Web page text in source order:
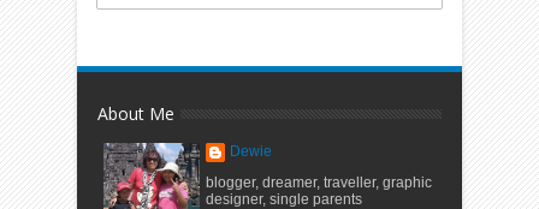
About Me
Dewie
blogger, dreamer, traveller, graphic
designer, single parents